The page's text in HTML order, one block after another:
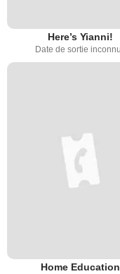
Here’s Yianni!
Date de sortie
Home Education